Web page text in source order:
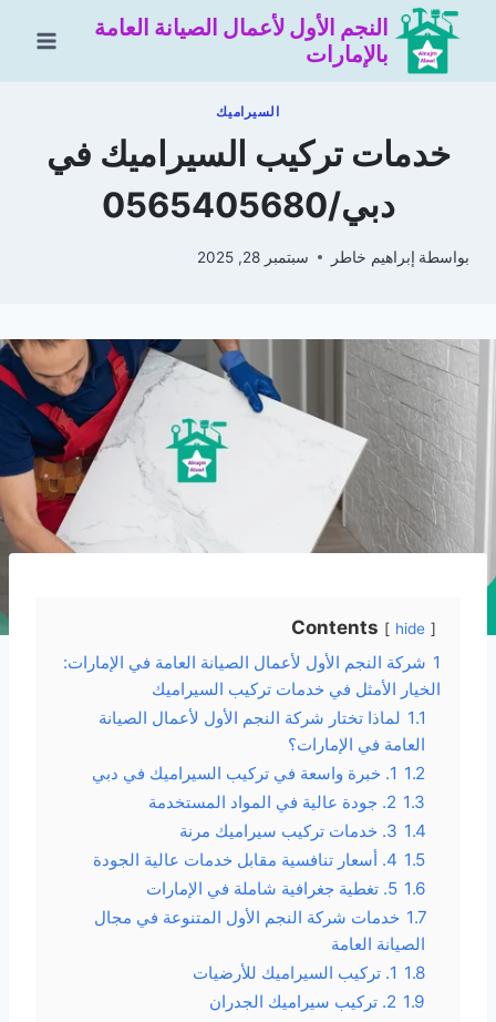
التجاوز
المحتوى
النجم الأول لأعمال الصيانة العامة
بالإمارات
السيراميك
خدمات تركيب السيراميك في
دبي/0565405680
بواسطة إبراهيم خاطر سبتمبر 28, 2025
Contents hide
1 شركة النجم الأول لأعمال الصيانة العامة في الإمارات:
الخيار الأمثل في خدمات تركيب السيراميك
1.1 لماذا تختار شركة النجم الأول لأعمال الصيانة
العامة في الإمارات؟
1.2 1. خبرة واسعة في تركيب السيراميك في دبي
1.3 2. جودة عالية في المواد المستخدمة
1.4 3. خدمات تركيب سيراميك مرنة
1.5 4. أسعار تنافسية مقابل خدمات عالية الجودة
1.6 5. تغطية جغرافية شاملة في الإمارات
1.7 خدمات شركة النجم الأول المتنوعة في مجال
الصيانة العامة
1.8 1. تركيب السيراميك للأرضيات
1.9 2. تركيب سيراميك الجدران